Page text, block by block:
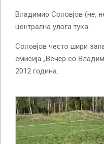
Владимир Соловјов (не,
централна улога тука.
Соловјов често шири
емисија „Вечер со
2012 година.